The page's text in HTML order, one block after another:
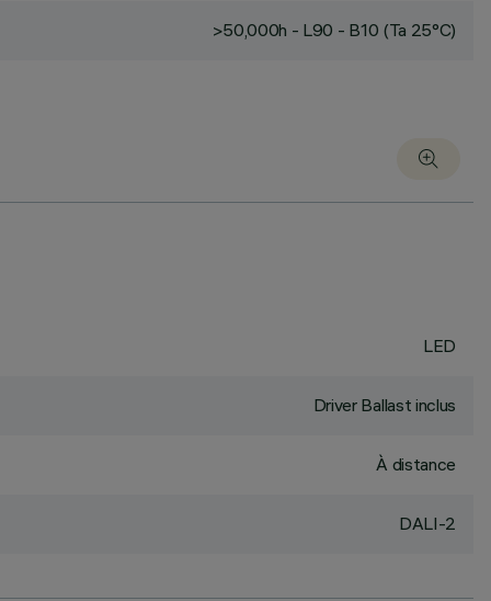
>50,000h - L90 - B10 (Ta 25°C)
LED
Driver Ballast inclus
À distance
DALI-2